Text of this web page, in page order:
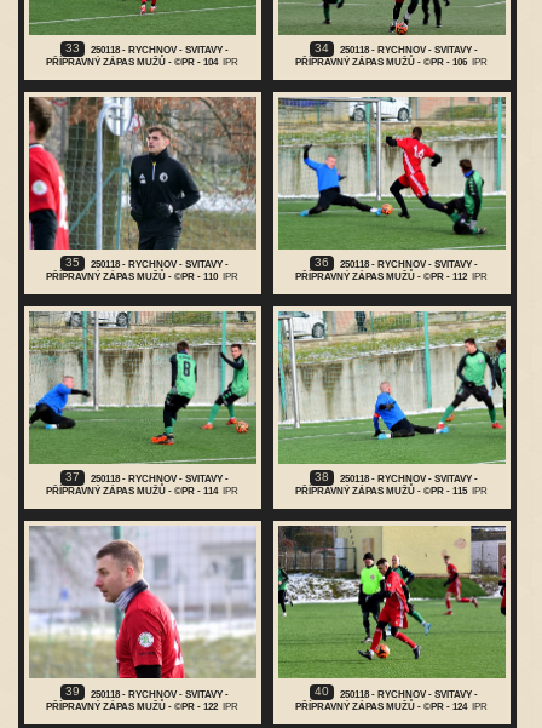
33
250118 - RYCHNOV - SVITAVY -
PŘÍPRAVNÝ ZÁPAS MUŽŮ - ©PR - 104
IPR
34
250118 - RYCHNOV - SVITAVY -
PŘÍPRAVNÝ ZÁPAS MUŽŮ - ©PR - 106
IPR
35
250118 - RYCHNOV - SVITAVY -
PŘÍPRAVNÝ ZÁPAS MUŽŮ - ©PR - 110
IPR
36
250118 - RYCHNOV - SVITAVY -
PŘÍPRAVNÝ ZÁPAS MUŽŮ - ©PR - 112
IPR
37
250118 - RYCHNOV - SVITAVY -
PŘÍPRAVNÝ ZÁPAS MUŽŮ - ©PR - 114
IPR
38
250118 - RYCHNOV - SVITAVY -
PŘÍPRAVNÝ ZÁPAS MUŽŮ - ©PR - 115
IPR
39
250118 - RYCHNOV - SVITAVY -
PŘÍPRAVNÝ ZÁPAS MUŽŮ - ©PR - 122 IPR
40
250118 - RYCHNOV - SVITAVY -
PŘÍPRAVNÝ ZÁPAS MUŽŮ - ©PR - 124 IPR